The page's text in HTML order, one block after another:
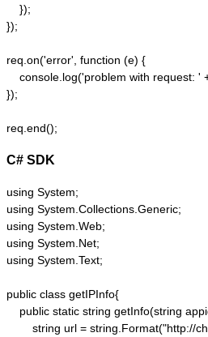
    });
});
req.on('error', function (e) {
console.log('problem with request:
});
C# SDK
using System;
using System.Collections.Generic;
using System.Web;
using System.Net;
using System.Text;
public class getIPInfo{
public static string getInfo(string
string url =